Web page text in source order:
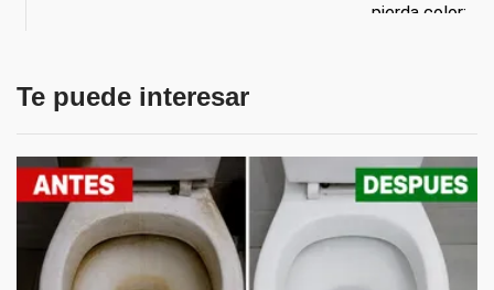
Te puede interesar